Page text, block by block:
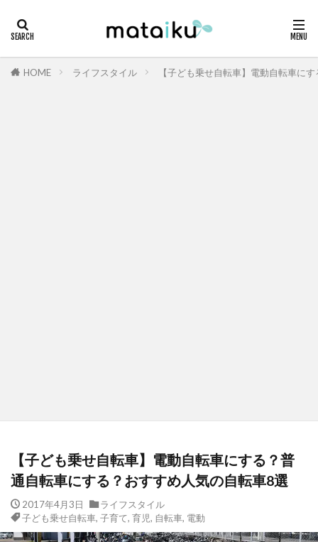
HOME ライフスタイル 【子ども乗せ自転車】電動自転車に
【子ども乗せ自転車】電動自転車にする？普
通自転車にする？おすすめ人気の自転車8選
2017年4月3日
ライフスタイル
子ども乗せ自転車, 子育て, 育児, 自転車, 電動